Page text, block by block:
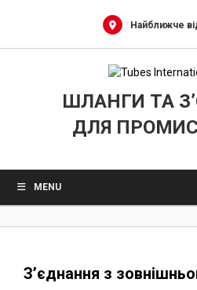
Найближче
ШЛАНГИ ТА
ДЛЯ
MENU
З’єднання з